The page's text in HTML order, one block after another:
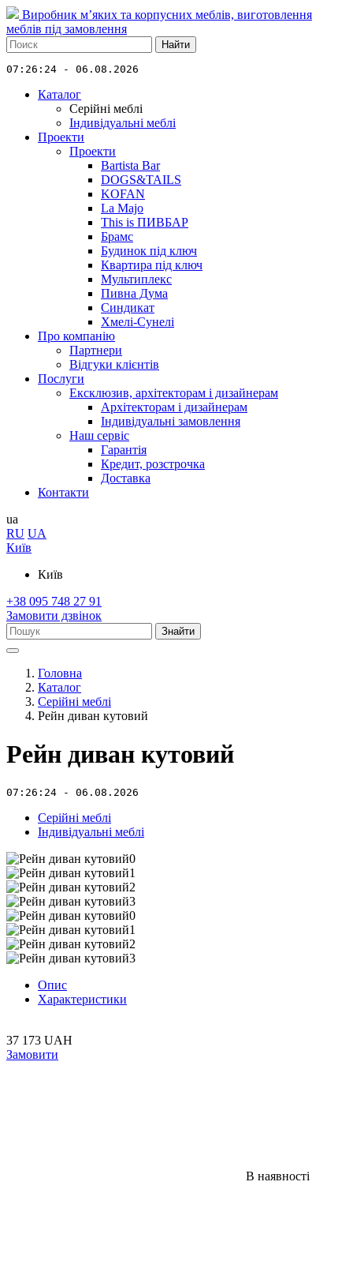
Виробник м’яких та корпусних меблів, виготовлення
меблів під замовлення
Найти
07:26:24 - 06.08.2026
Каталог
Серійні меблі
Індивідуальні меблі
Проекти
Проекти
Bartista Bar
DOGS&TAILS
KOFAN
La Majo
This is ПИВБАР
Брамс
Будинок під ключ
Квартира під ключ
Мультиплекс
Пивна Дума
Синдикат
Хмелі-Сунелі
Про компанію
Партнери
Відгуки клієнтів
Послуги
Ексклюзив, архітекторам і дизайнерам
Архітекторам і дизайнерам
Індивідуальні замовлення
Наш сервіс
Гарантія
Кредит, розстрочка
Доставка
Контакти
ua
RU UA
Київ
Київ
+38 095 748 27 91
Замовити дзвінок
Знайти
Головна
Каталог
Серійні меблі
Рейн диван кутовий
Рейн диван кутовий
07:26:24 - 06.08.2026
Серійні меблі
Індивідуальні меблі
Опис
Характеристики
37 173 UAH
Замовити
В наявності